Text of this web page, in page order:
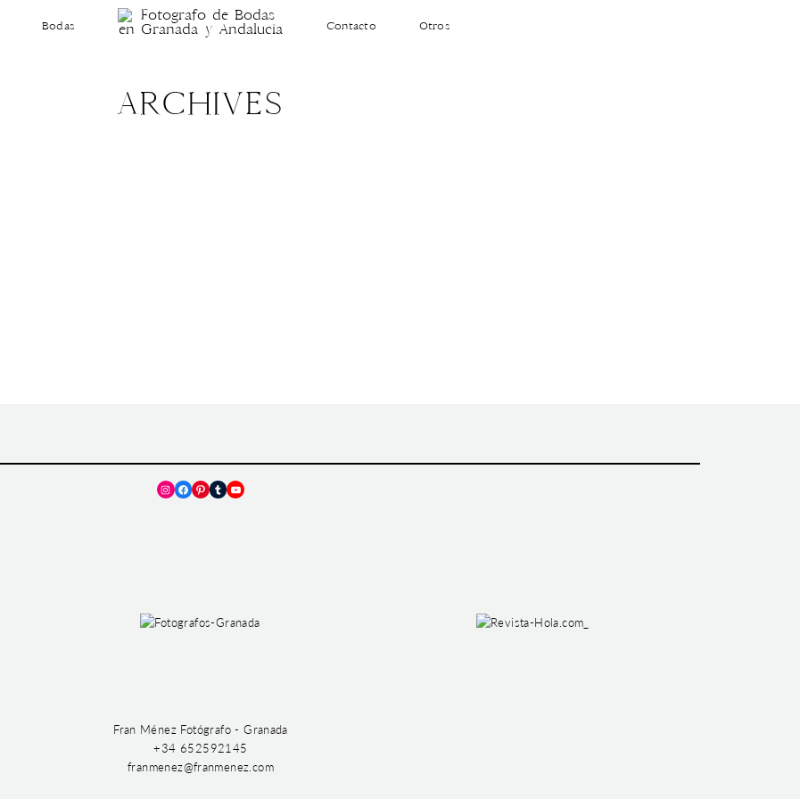
Bodas Contacto Otros
ARCHIVES
Instagram
Facebook
Pinterest
TumblrYouTube
Fran Ménez Fotógrafo - Granada
+34 652592145
franmenez@franmenez.com